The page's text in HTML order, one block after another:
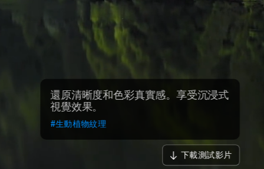
還原清晰度和色彩真實感。享受沉浸式
視覺效果。
#生動植物紋理
下載測試影片